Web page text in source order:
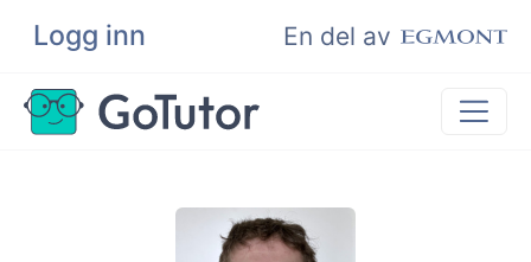
Logg inn En del av
Søk
Privatundervisning